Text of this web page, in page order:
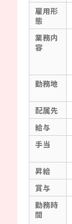
雇用形
態
業務内
容
勤務地
配属先
給与
手当
昇給
賞与
勤務時
間